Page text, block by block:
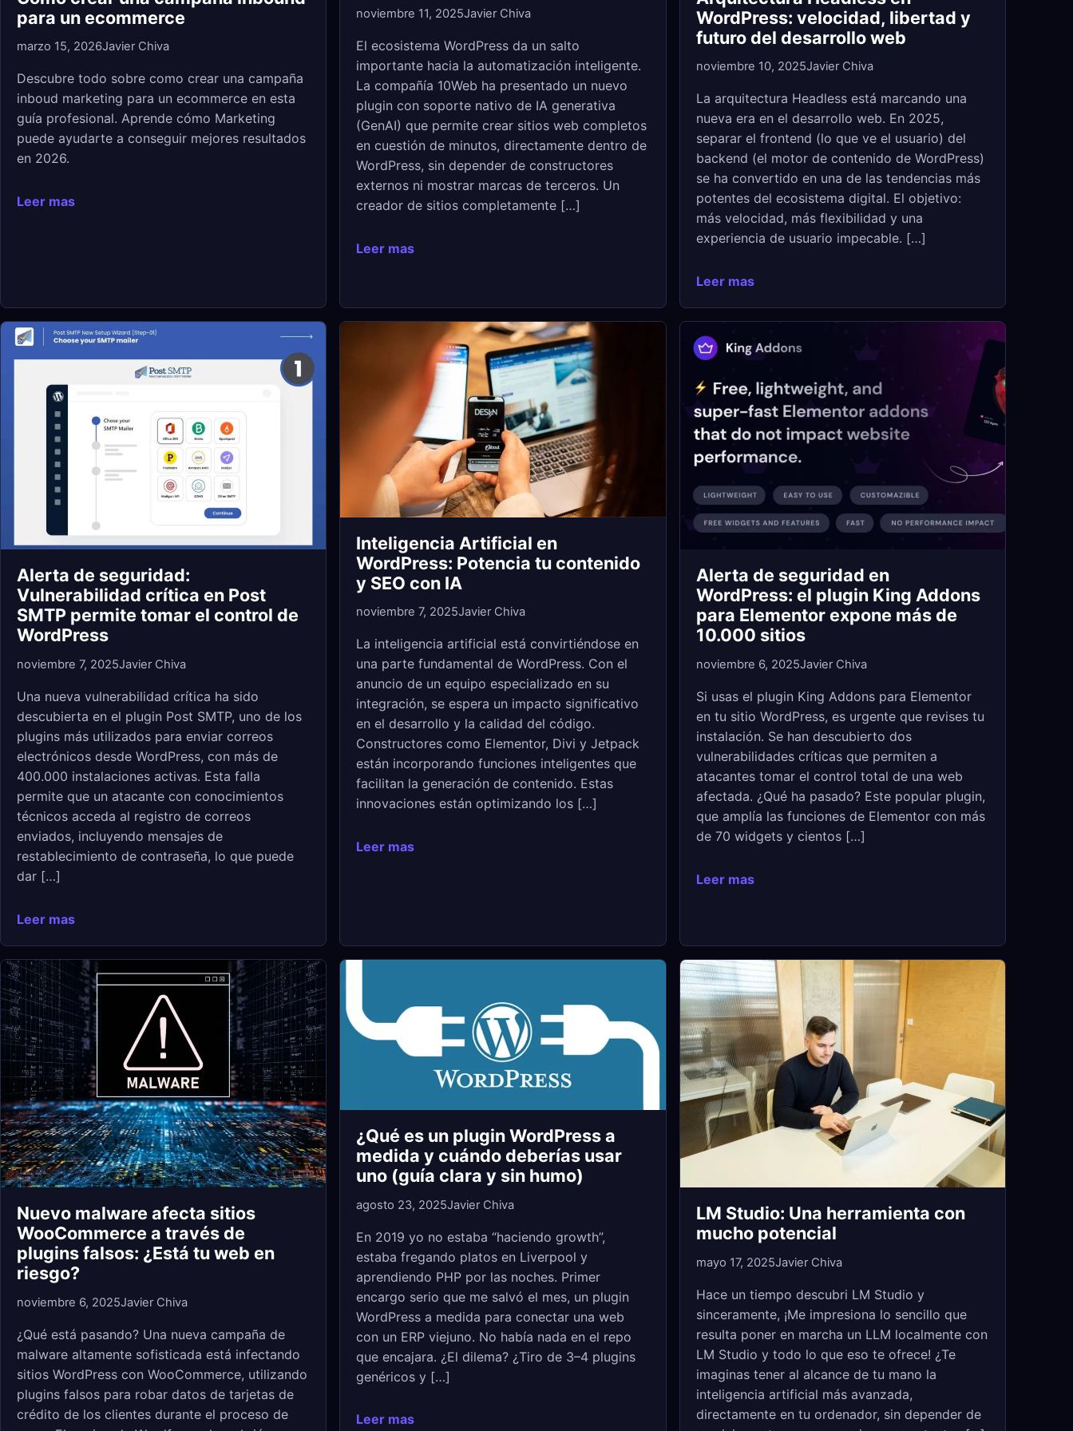
para un ecommerce
marzo 15, 2026Javier Chiva
Descubre todo sobre como crear una campaña
inboud marketing para un ecommerce​ en esta
guía profesional. Aprende cómo Marketing
puede ayudarte a conseguir mejores resultados
en 2026.
Leer mas
noviembre 11, 2025Javier Chiva
El ecosistema WordPress da un salto
importante hacia la automatización inteligente.
La compañía 10Web ha presentado un nuevo
plugin con soporte nativo de IA generativa
(GenAI) que permite crear sitios web completos
en cuestión de minutos, directamente dentro de
WordPress, sin depender de constructores
externos ni mostrar marcas de terceros. Un
creador de sitios completamente […]
Leer mas
WordPress: velocidad, libertad y
futuro del desarrollo web
noviembre 10, 2025Javier Chiva
La arquitectura Headless está marcando una
nueva era en el desarrollo web. En 2025,
separar el frontend (lo que ve el usuario) del
backend (el motor de contenido de WordPress)
se ha convertido en una de las tendencias más
potentes del ecosistema digital. El objetivo:
más velocidad, más flexibilidad y una
experiencia de usuario impecable. […]
Leer mas
Alerta de seguridad:
Vulnerabilidad crítica en Post
SMTP permite tomar el control de
WordPress
noviembre 7, 2025Javier Chiva
Una nueva vulnerabilidad crítica ha sido
descubierta en el plugin Post SMTP, uno de los
plugins más utilizados para enviar correos
electrónicos desde WordPress, con más de
400.000 instalaciones activas. Esta falla
permite que un atacante con conocimientos
técnicos acceda al registro de correos
enviados, incluyendo mensajes de
restablecimiento de contraseña, lo que puede
dar […]
Leer mas
Inteligencia Artificial en
WordPress: Potencia tu contenido
y SEO con IA
noviembre 7, 2025Javier Chiva
La inteligencia artificial está convirtiéndose en
una parte fundamental de WordPress. Con el
anuncio de un equipo especializado en su
integración, se espera un impacto significativo
en el desarrollo y la calidad del código.
Constructores como Elementor, Divi y Jetpack
están incorporando funciones inteligentes que
facilitan la generación de contenido. Estas
innovaciones están optimizando los […]
Leer mas
Alerta de seguridad en
WordPress: el plugin King Addons
para Elementor expone más de
10.000 sitios
noviembre 6, 2025Javier Chiva
Si usas el plugin King Addons para Elementor
en tu sitio WordPress, es urgente que revises tu
instalación. Se han descubierto dos
vulnerabilidades críticas que permiten a
atacantes tomar el control total de una web
afectada. ¿Qué ha pasado? Este popular plugin,
que amplía las funciones de Elementor con más
de 70 widgets y cientos […]
Leer mas
Nuevo malware afecta sitios
WooCommerce a través de
plugins falsos: ¿Está tu web en
riesgo?
noviembre 6, 2025Javier Chiva
¿Qué está pasando? Una nueva campaña de
malware altamente sofisticada está infectando
sitios WordPress con WooCommerce, utilizando
plugins falsos para robar datos de tarjetas de
crédito de los clientes durante el proceso de
¿Qué es un plugin WordPress a
medida y cuándo deberías usar
uno (guía clara y sin humo)
agosto 23, 2025Javier Chiva
En 2019 yo no estaba “haciendo growth”,
estaba fregando platos en Liverpool y
aprendiendo PHP por las noches. Primer
encargo serio que me salvó el mes, un plugin
WordPress a medida para conectar una web
con un ERP viejuno. No había nada en el repo
que encajara. ¿El dilema? ¿Tiro de 3–4 plugins
genéricos y […]
Leer mas
LM Studio: Una herramienta con
mucho potencial
mayo 17, 2025Javier Chiva
Hace un tiempo descubri LM Studio y
sinceramente, ¡Me impresiona lo sencillo que
resulta poner en marcha un LLM localmente con
LM Studio y todo lo que eso te ofrece! ¿Te
imaginas tener al alcance de tu mano la
inteligencia artificial más avanzada,
directamente en tu ordenador, sin depender de